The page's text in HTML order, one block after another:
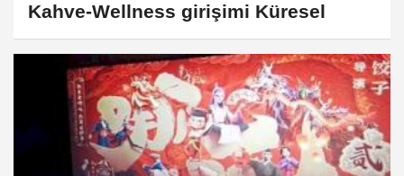
Kahve-Wellness girişimi Küresel